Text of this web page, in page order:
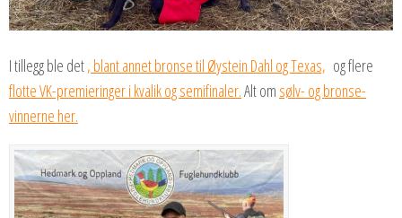
I tillegg ble det, blant annet bronse til Øystein Dahl og Texas, og flere
flotte VK-premieringer i kvalik og semifinaler.Alt om sølv- og bronse-
vinnerne her.